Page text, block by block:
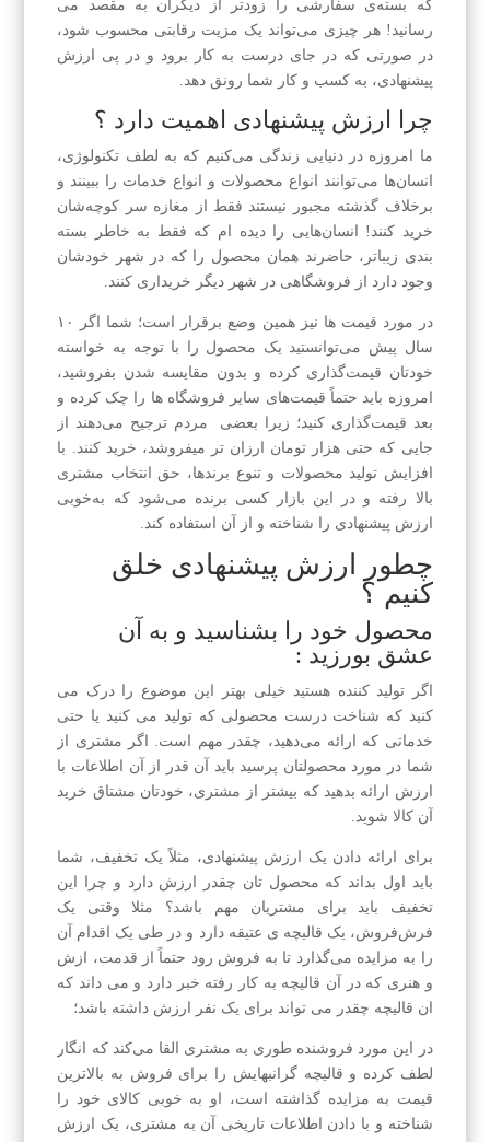
که بسته‌ی سفارشی را زودتر از دیگران به مقصد می
رسانید! هر چیزی می‌تواند یک مزیت رقابتی محسوب شود،
در صورتی که در جای درست به کار برود و در پی ارزش
پیشنهادی، به کسب و کار شما رونق دهد.
چرا ارزش پیشنهادی اهمیت دارد ؟
ما امروزه در دنیایی زندگی می‌کنیم که به لطف تکنولوژی،
انسان‌ها می‌توانند انواع محصولات و انواع خدمات را ببینند و
برخلاف گذشته مجبور نیستند فقط از مغازه سر کوچه‌شان
خرید کنند! انسان‌هایی را دیده ام که فقط به خاطر بسته
بندی زیباتر، حاضرند همان محصول را که در شهر خودشان
وجود دارد از فروشگاهی در شهر دیگر خریداری کنند.
در مورد قیمت ها نیز همین وضع برقرار است؛ شما اگر ۱۰
سال پیش می‌توانستید یک محصول را با توجه به خواسته
خودتان قیمت‌گذاری کرده و بدون مقایسه شدن بفروشید،
امروزه باید حتماً قیمت‌های سایر فروشگاه ها را چک کرده و
بعد قیمت‌گذاری کنید؛ زیرا بعضی مردم ترجیح می‌دهند از
جایی که حتی هزار تومان ارزان تر میفروشد، خرید کنند. با
افزایش تولید محصولات و تنوع برندها، حق انتخاب مشتری
بالا رفته و در این بازار کسی برنده می‌شود که به‌خوبی
ارزش پیشنهادی را شناخته و از آن استفاده کند.
چطور ارزش پیشنهادی خلق
کنیم ؟
محصول خود را بشناسید و به آن
عشق بورزید :
اگر تولید کننده هستید خیلی بهتر این موضوع را درک می
کنید که شناخت درست محصولی که تولید می کنید یا حتی
خدماتی که ارائه می‌دهید، چقدر مهم است. اگر مشتری از
شما در مورد محصولتان پرسید باید آن قدر از آن اطلاعات با
ارزش ارائه بدهید که بیشتر از مشتری، خودتان مشتاق خرید
آن کالا شوید.
برای ارائه دادن یک ارزش پیشنهادی، مثلاً یک تخفیف، شما
باید اول بداند که محصول تان چقدر ارزش دارد و چرا این
تخفیف باید برای مشتریان مهم باشد؟ مثلا وقتی یک
فرش‌فروش، یک قالیچه ی عتیقه دارد و در طی یک اقدام آن
را به مزایده می‌گذارد تا به فروش رود حتماً از قدمت، ازش
و هنری که در آن قالیچه به کار رفته خبر دارد و می داند که
ان قالیچه چقدر می تواند برای یک نفر ارزش داشته باشد؛
در این مورد فروشنده طوری به مشتری القا می‌کند که انگار
لطف کرده و قالیچه گرانبهایش را برای فروش به بالاترین
قیمت به مزایده گذاشته است، او به خوبی کالای خود را
شناخته و با دادن اطلاعات تاریخی آن به مشتری، یک ارزش